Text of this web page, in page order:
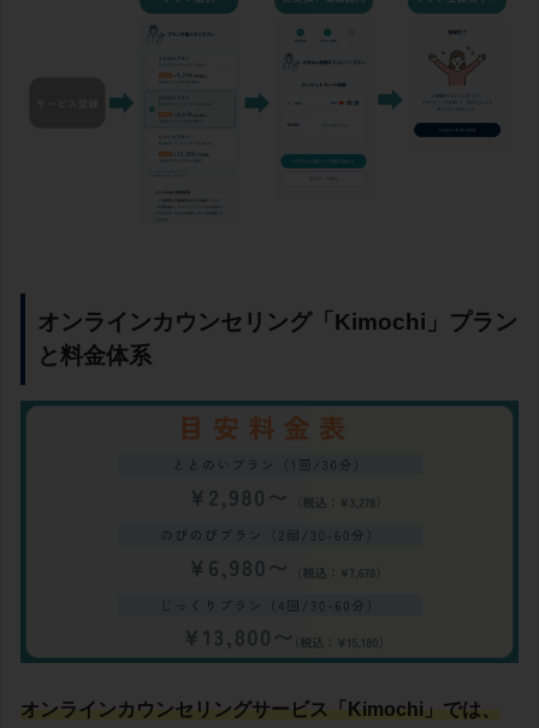
オンラインカウンセリング「Kimochi」プラン
と料金体系
オンラインカウンセリングサービス「Kimochi」では、